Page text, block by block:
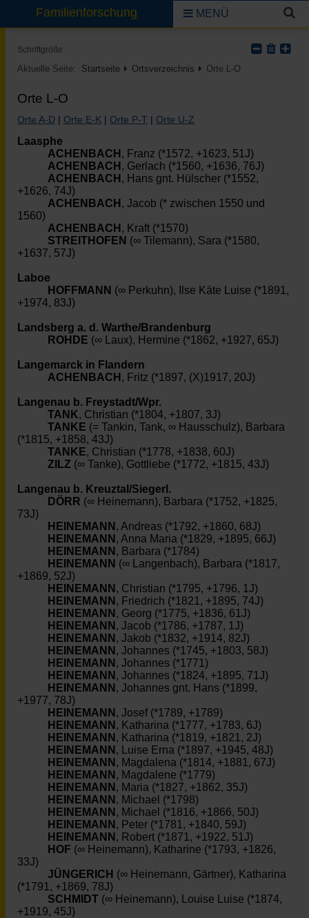
Familienforschung MENÜ
Schriftgröße:
Aktuelle Seite: Startseite Ortsverzeichnis Orte L-O
Orte L-O
Orte A-D Orte E-K Orte P-T Orte U-Z
Laasphe
ACHENBACH , Franz (*1572, +1623, 51J)
ACHENBACH , Gerlach (*1560, +1636, 76J)
ACHENBACH , Hans gnt. Hülscher (*1552,
+1626, 74J)
ACHENBACH , Jacob (* zwischen 1550 und
1560)
ACHENBACH , Kraft (*1570)
STREITHOFEN (∞ Tilemann), Sara (*1580,
+1637, 57J)
Laboe
HOFFMANN (∞ Perkuhn), Ilse Käte Luise (*1891,
+1974, 83J)
Landsberg a. d. Warthe/Brandenburg
ROHDE (∞ Laux), Hermine (*1862, +1927, 65J)
Langemarck in Flandern
ACHENBACH , Fritz (*1897, (X)1917, 20J)
Langenau b. Freystadt/Wpr.
TANK, Christian (*1804, +1807, 3J)
TANKE (= Tankin, Tank, ∞ Hausschulz), Barbara
(*1815, +1858, 43J)
TANKE, Christian (*1778, +1838, 60J)
ZILZ (∞ Tanke), Gottliebe (*1772, +1815, 43J)
Langenau b. Kreuztal/Siegerl.
DÖRR (∞ Heinemann), Barbara (*1752, +1825,
73J)
HEINEMANN , Andreas (*1792, +1860, 68J)
HEINEMANN , Anna Maria (*1829, +1895, 66J)
HEINEMANN , Barbara (*1784)
HEINEMANN (∞ Langenbach), Barbara (*1817,
+1869, 52J)
HEINEMANN , Christian (*1795, +1796, 1J)
HEINEMANN , Friedrich (*1821, +1895, 74J)
HEINEMANN , Georg (*1775, +1836, 61J)
HEINEMANN , Jacob (*1786, +1787, 1J)
HEINEMANN , Jakob (*1832, +1914, 82J)
HEINEMANN , Johannes (*1745, +1803, 58J)
HEINEMANN , Johannes (*1771)
HEINEMANN , Johannes (*1824, +1895, 71J)
HEINEMANN , Johannes gnt. Hans (*1899,
+1977, 78J)
HEINEMANN , Josef (*1789, +1789)
HEINEMANN , Katharina (*1777, +1783, 6J)
HEINEMANN , Katharina (*1819, +1821, 2J)
HEINEMANN , Luise Erna (*1897, +1945, 48J)
HEINEMANN , Magdalena (*1814, +1881, 67J)
HEINEMANN , Magdalene (*1779)
HEINEMANN , Maria (*1827, +1862, 35J)
HEINEMANN , Michael (*1798)
HEINEMANN , Michael (*1816, +1866, 50J)
HEINEMANN , Peter (*1781, +1840, 59J)
HEINEMANN , Robert (*1871, +1922, 51J)
HOF (∞ Heinemann), Katharine (*1793, +1826,
33J)
JÜNGERICH (∞ Heinemann, Gärtner), Katharina
(*1791, +1869, 78J)
SCHMIDT (∞ Heinemann), Louise Luise (*1874,
+1919, 45J)